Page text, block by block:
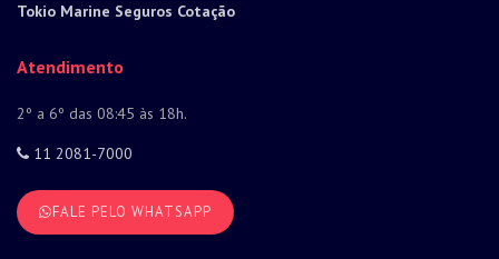
Tokio Marine Seguros Cotação
Atendimento
2º a 6º das 08:45 às 18h.
11 2081-7000
FALE PELO WHATSAPP